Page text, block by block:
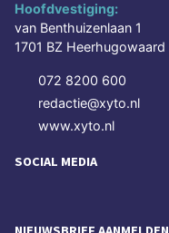
Hoofdvestiging:
van Benthuizenlaan 1
1701 BZ Heerhugowaard
072 8200 600
redactie@xyto.nl
www.xyto.nl
SOCIAL MEDIA